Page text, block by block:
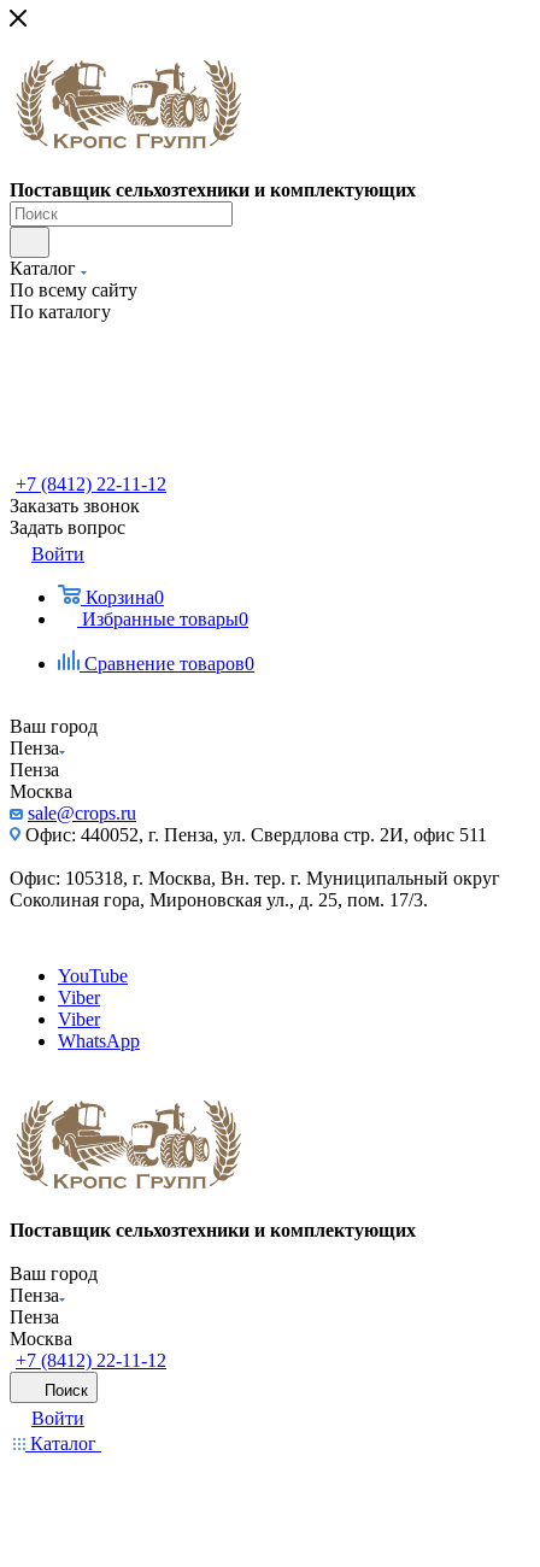
Поставщик сельхозтехники и комплектующих
Каталог
По всему сайту
По каталогу
+7 (8412) 22-11-12
Заказать звонок
Задать вопрос
Войти
Корзина0
Избранные товары0
Сравнение товаров0
Ваш город
Пенза
Пенза
Москва
sale@crops.ru
Офис: 440052, г. Пенза, ул. Свердлова стр. 2И, офис 511
Офис: 105318, г. Москва, Вн. тер. г. Муниципальный округ
Соколиная гора, Мироновская ул., д. 25, пом. 17/3.
YouTube
Viber
Viber
WhatsApp
Поставщик сельхозтехники и комплектующих
Ваш город
Пенза
Пенза
Москва
+7 (8412) 22-11-12
Поиск
Войти
Каталог